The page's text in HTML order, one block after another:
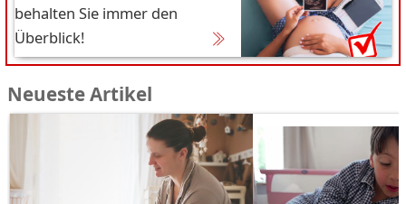
behalten Sie immer den
Überblick!
Neueste Artikel